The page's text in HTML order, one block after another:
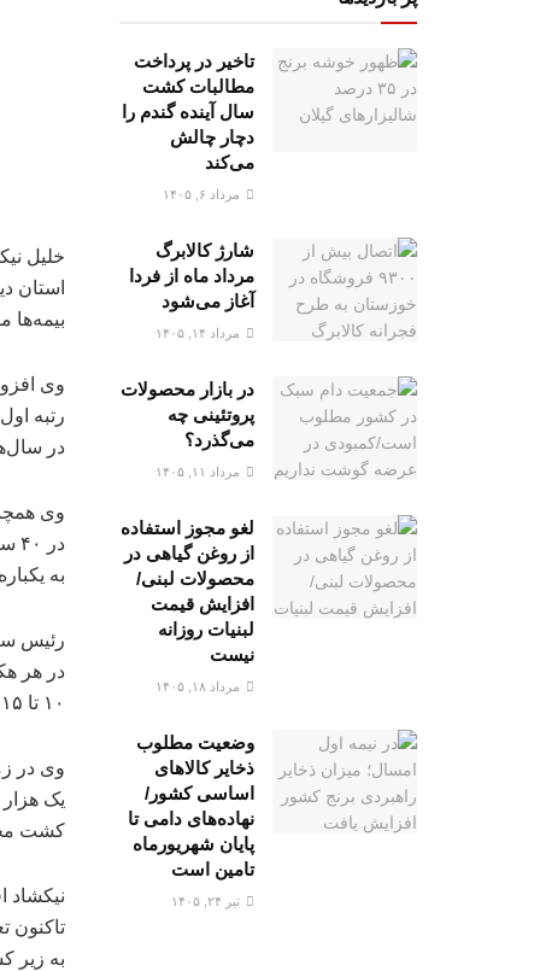
استان
بیمه‌ها
رتبه
در
وی
به
۱۰ تا ۱۵ برابر تولید فضای باز می‌باشد.
وی در
کشت
تاکنون
به زیر
تاخیر در پرداخت
مطالبات کشت
سال آینده گندم را
دچار چالش
می‌کند
مرداد ۶, ۱۴۰۵
شارژ کالابرگ
مرداد ماه از فردا
آغاز می‌شود
مرداد ۱۴, ۱۴۰۵
در بازار محصولات
پروتئینی چه
می‌گذرد؟
مرداد ۱۱, ۱۴۰۵
لغو مجوز استفاده
از روغن گیاهی در
محصولات لبنی/
افزایش قیمت
لبنیات روزانه
نیست
مرداد ۱۸, ۱۴۰۵
وضعیت مطلوب
ذخایر کالاهای
اساسی کشور/
نهاده‌های دامی تا
پایان شهریورماه
تامین است
تیر ۲۴, ۱۴۰۵